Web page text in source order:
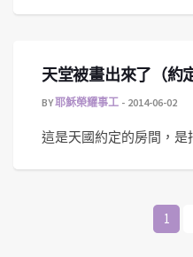
天堂被畫出來了（約
BY耶穌榮耀事工 2014-06-02
這是天國約定的房間，
1